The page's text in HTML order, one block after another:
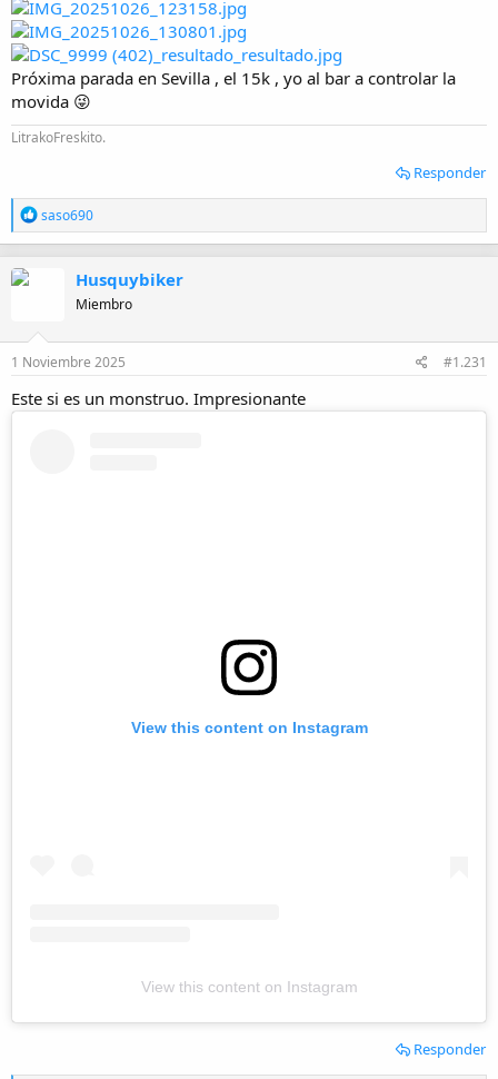
Próxima parada en Sevilla , el 15k , yo al bar a controlar la
movida 😜
LitrakoFreskito.
Responder
R
e
a
n
e
s
saso690
Husquybiker
Miembro
1 Noviembre 2025 #1.231
Este si es un monstruo. Impresionante
View this content on Instagram
View this content on Instagram
Responder